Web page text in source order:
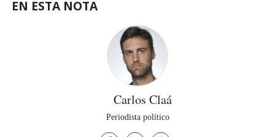
EN ESTA NOTA
Carlos Claá
Periodista político